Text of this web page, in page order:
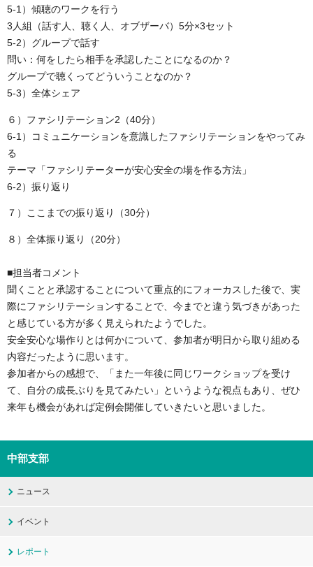
5-1）傾聴のワークを行う
3人組（話す人、聴く人、オブザーバ）5分×3セット
5-2）グループで話す
問い：何をしたら相手を承認したことになるのか？
グループで聴くってどういうことなのか？
5-3）全体シェア
６）ファシリテーション2（40分）
6-1）コミュニケーションを意識したファシリテーションをやってみ
る
テーマ「ファシリテーターが安心安全の場を作る方法」
6-2）振り返り
７）ここまでの振り返り（30分）
８）全体振り返り（20分）
■担当者コメント
聞くことと承認することについて重点的にフォーカスした後で、実
際にファシリテーションすることで、今までと違う気づきがあった
と感じている方が多く見えられたようでした。
安全安心な場作りとは何かについて、参加者が明日から取り組める
内容だったように思います。
参加者からの感想で、「また一年後に同じワークショップを受け
て、自分の成長ぶりを見てみたい」というような視点もあり、ぜひ
来年も機会があれば定例会開催していきたいと思いました。
中部支部
ニュース
イベント
レポート